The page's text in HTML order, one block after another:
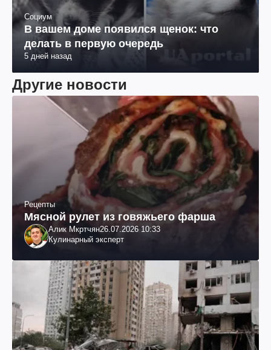
Социум
В вашем доме появился щенок: что
делать в первую очередь
5 дней назад
Другие новости
Рецепты
Мясной рулет из говяжьего фарша
Алик Мкртчян26.07.2026 10:33
Кулинарный эксперт